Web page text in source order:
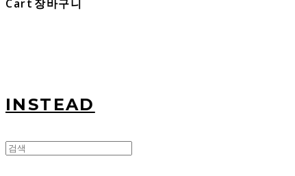
Cart 장바구니
INSTEAD